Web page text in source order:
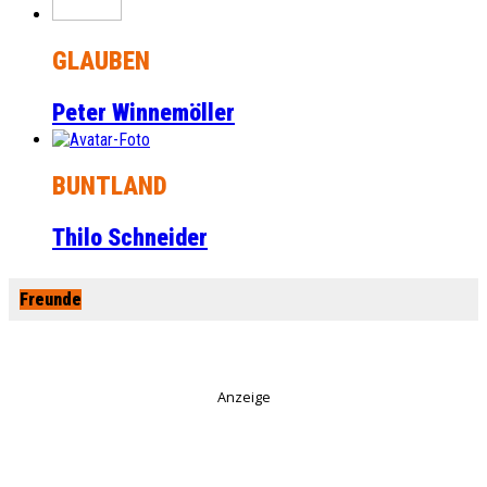
GLAUBEN
Peter Winnemöller
BUNTLAND
Thilo Schneider
Freunde
Anzeige